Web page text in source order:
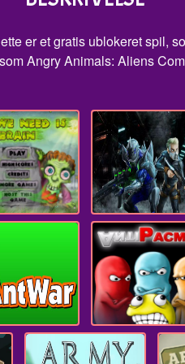
er et gratis ublokeret spil,
Angry Animals: Aliens